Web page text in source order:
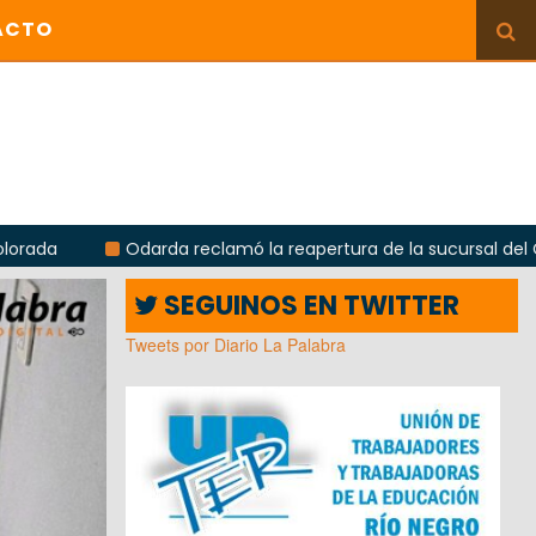
reclamó la reapertura de la sucursal del Correo
SEGUINOS EN TWITTER
Tweets por Diario La Palabra